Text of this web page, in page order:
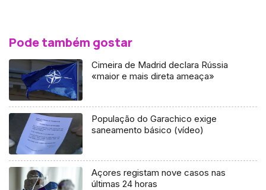
Pode também gostar
Cimeira de Madrid declara Rússia
«maior e mais direta ameaça»
População do Garachico exige
saneamento básico (vídeo)
Açores registam nove casos nas
últimas 24 horas